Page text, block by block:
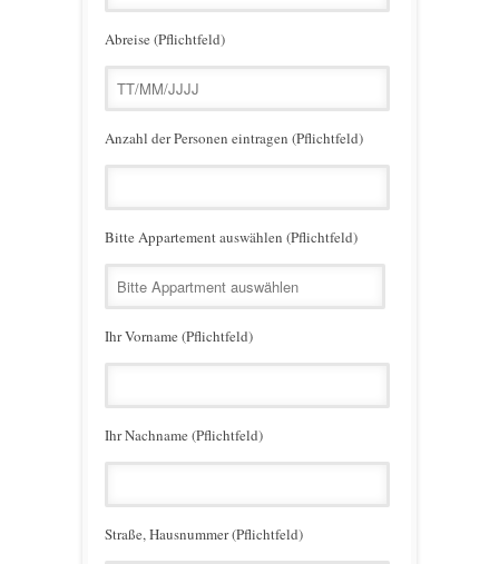
Abreise (Pflichtfeld)
Anzahl der Personen eintragen (Pflichtfeld)
Bitte Appartement auswählen (Pflichtfeld)
Ihr Vorname (Pflichtfeld)
Ihr Nachname (Pflichtfeld)
Straße, Hausnummer (Pflichtfeld)